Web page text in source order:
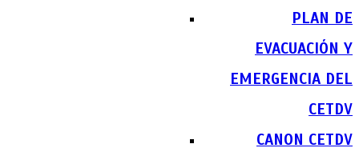
PLAN DE
EVACUACIÓN Y
EMERGENCIA DEL
CETDV
CANON CETDV